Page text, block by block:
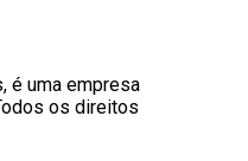
é uma empresa
os direitos